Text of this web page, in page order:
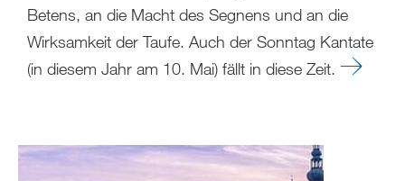
Betens, an die Macht des Segnens und an die
Wirksamkeit der Taufe. Auch der Sonntag Kantate
(in diesem Jahr am 10. Mai) fällt in diese Zeit.